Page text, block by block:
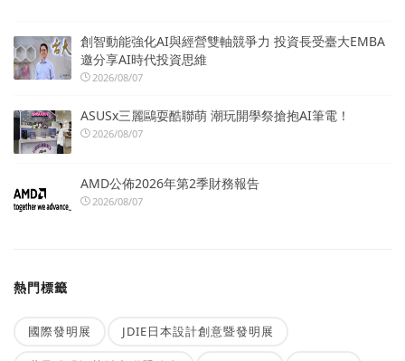
創智動能強化AI與經營雙軸競爭力 投資長受臺大EMBA
邀分享AI時代投資思維
2026/08/07
ASUSx三麗鷗耍酷聯萌 潮玩開學祭搶抱AI筆電！
2026/08/07
AMD公佈2026年第2季財務報告
2026/08/07
熱門標籤
國際發明展 JDIE日本設計創意暨發明展